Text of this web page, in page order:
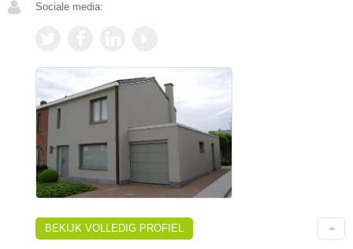
Sociale media:
BEKIJK VOLLEDIG PROFIEL